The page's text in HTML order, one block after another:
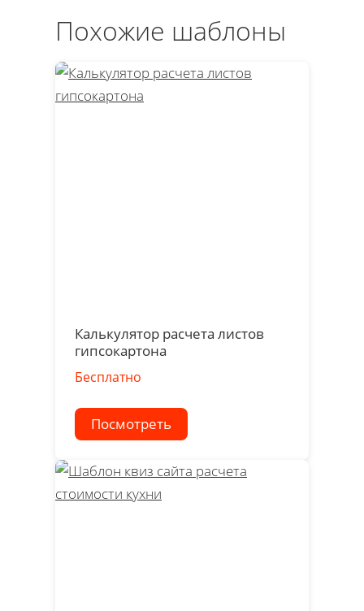
Похожие шаблоны
Калькулятор расчета листов
гипсокартона
Бесплатно
Посмотреть